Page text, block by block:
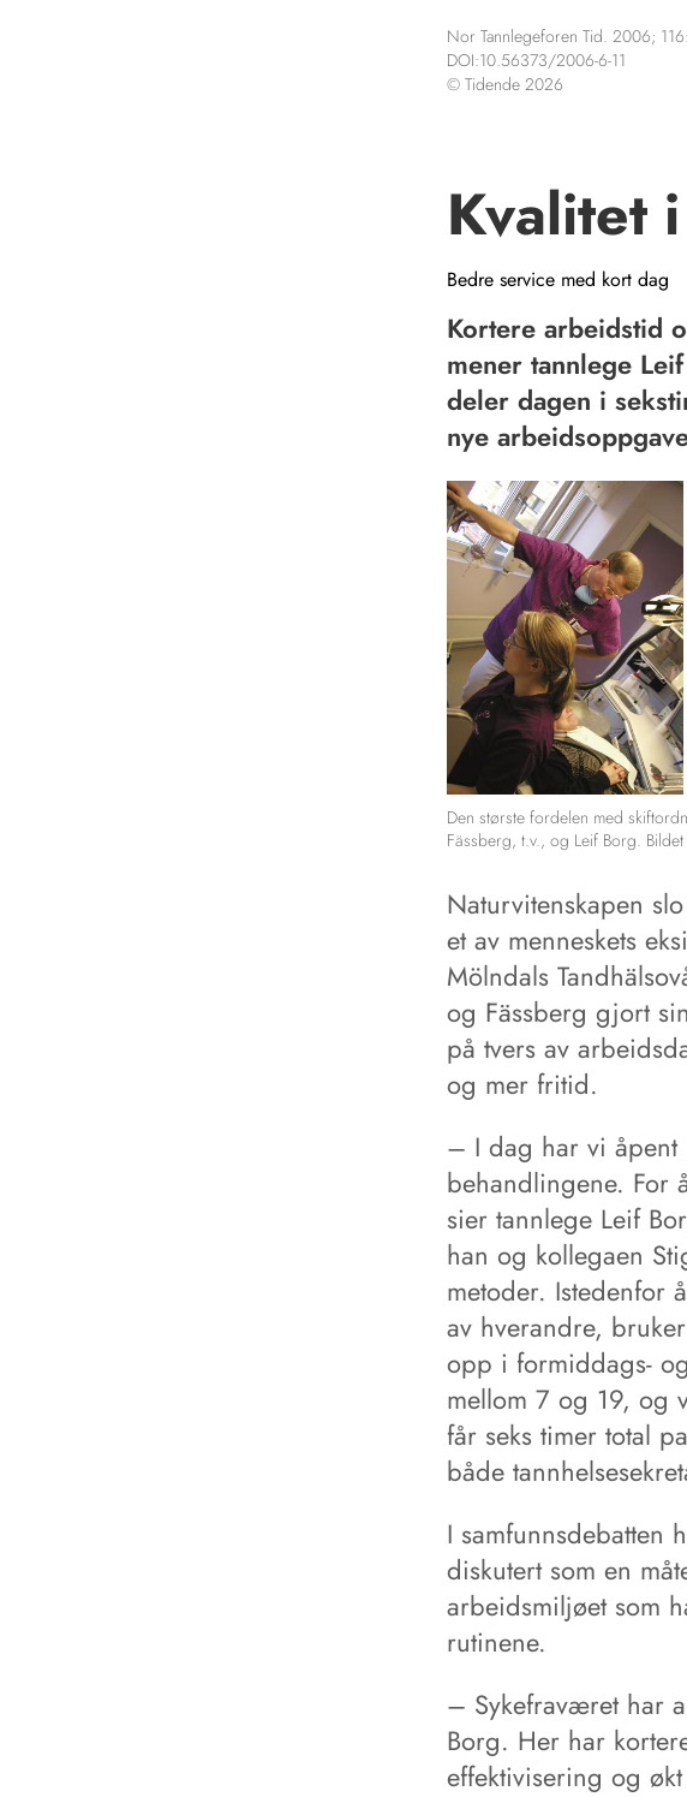
Nor Tannlegeforen Tid. 2006; 116:
DOI:10.56373/2006-6-11
© Tidende 2026
Kvalitet
Bedre service med kort dag
Kortere arbeidstid
mener tannlege
deler dagen i
nye
Den største fordelen med
Fässberg, t.v., og Leif Borg.
Naturvitenskapen
et av menneskets
Mölndals
og Fässberg gjort
på tvers av
og mer fritid.
– I dag har vi åpent
behandlingene. For
sier tannlege Leif
han og kollegaen
metoder. Istedenfor
av hverandre,
opp i formiddags-
mellom 7 og 19, og
får seks timer total
både
I samfunnsdebatten
diskutert som en
arbeidsmiljøet som
rutinene.
– Sykefraværet har
Borg. Her har
effektivisering og